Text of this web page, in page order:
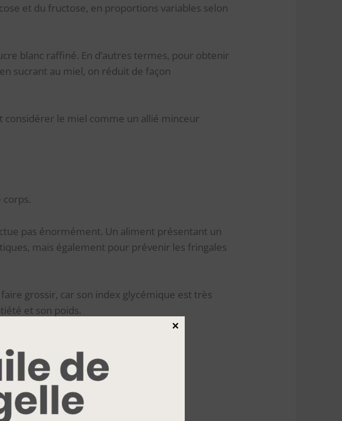
et du fructose, en proportions variables selon
blanc raffiné. En d’autres termes, pour obtenir
sucrant au miel, on réduit de façon
considérer le miel comme un allié minceur
corps.
pas énormément. Un aliment présentant un
mais également pour prévenir les fringales
grossir, car son index glycémique est très
et son poids.
sa variété.
miel de châtaignier.
×